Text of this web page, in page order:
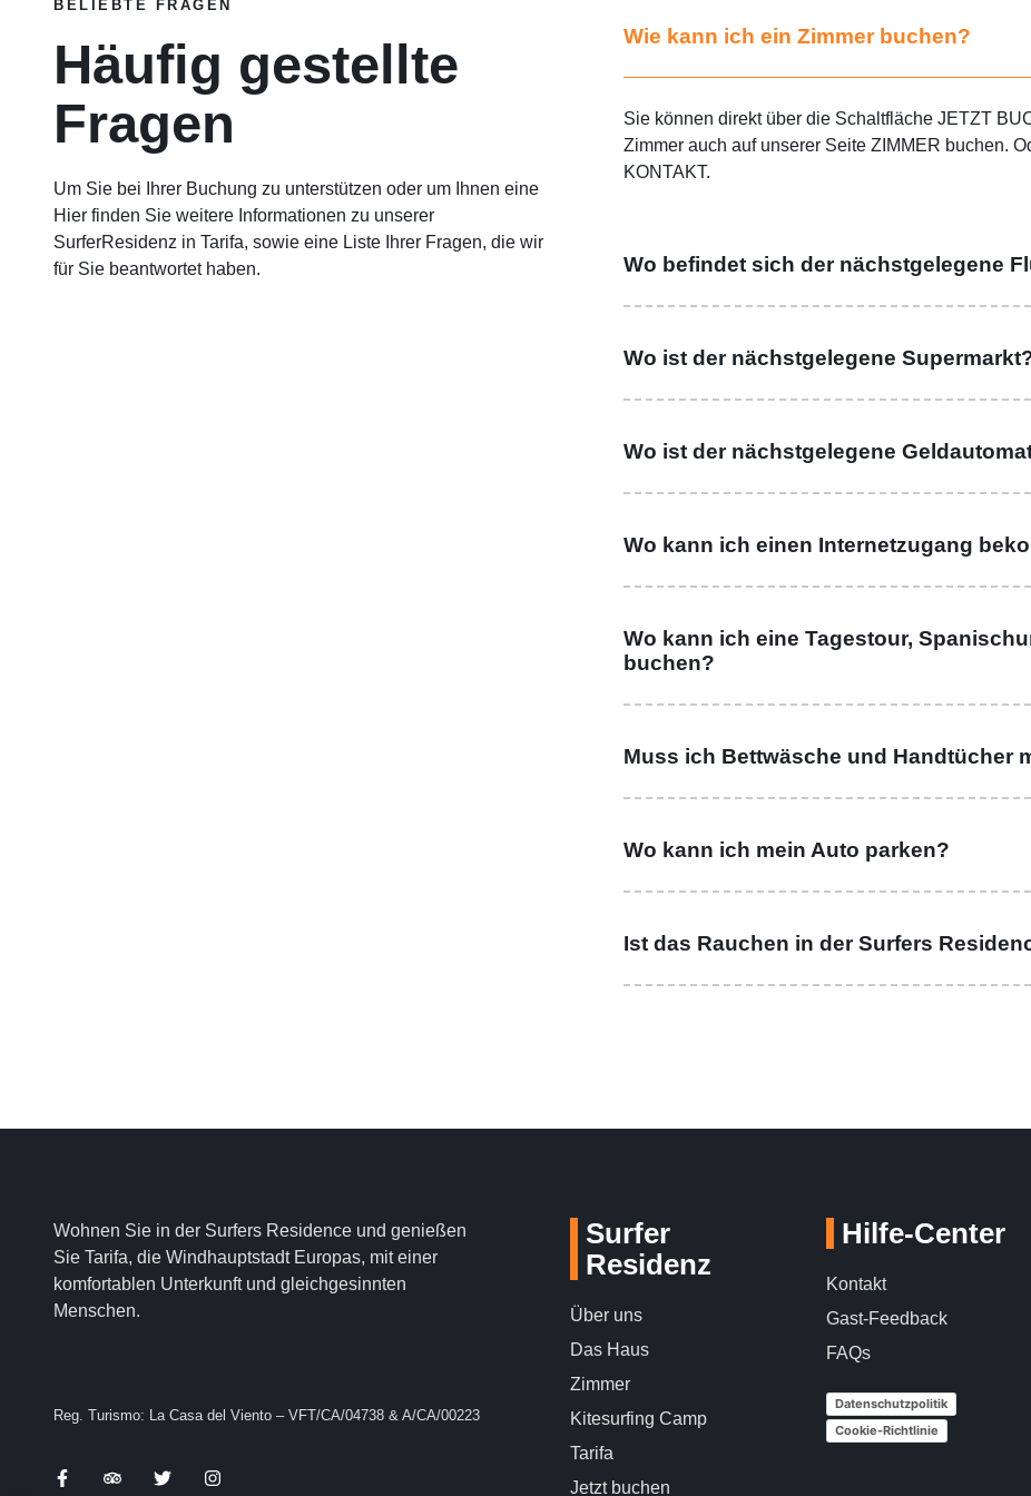
BELIEBTE FRAGEN
Häufig gestellte
Fragen
Um Sie bei Ihrer Buchung zu unterstützen oder um Ihnen eine
Hier finden Sie weitere Informationen zu unserer
SurferResidenz in Tarifa, sowie eine Liste Ihrer Fragen, die wir
für Sie beantwortet haben.
Wie kann ich ein Zimmer buchen?
Sie können direkt über die Schaltfläche JETZT
Zimmer auch auf unserer Seite ZIMMER buchen.
KONTAKT.
Wo befindet sich der nächstgelegene
Wo ist der nächstgelegene
Wo ist der nächstgelegene
Wo kann ich einen Internetzugang
Wo kann ich eine Tagestour,
buchen?
Muss ich Bettwäsche und Handtücher
Wo kann ich mein Auto parken?
Ist das Rauchen in der Surfers
Wohnen Sie in der Surfers Residence und genießen
Sie Tarifa, die Windhauptstadt Europas, mit einer
komfortablen Unterkunft und gleichgesinnten
Menschen.
Reg. Turismo: La Casa del Viento – VFT/CA/04738 & A/CA/00223
Surfer
Residenz
Über uns
Das Haus
Zimmer
Kitesurfing Camp
Tarifa
Jetzt buchen
Hilfe-Center
Kontakt
Gast-Feedback
FAQs
Datenschutzpolitik
Cookie-Richtlinie